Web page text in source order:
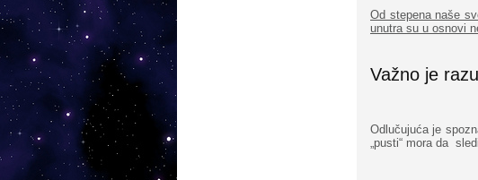
Od stepena naše
unutra su u osnovi
Važno je
Odlučujuća je
„pusti“ mora da